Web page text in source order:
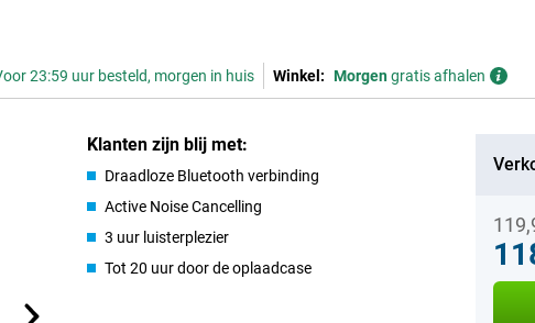
23:59 uur besteld, morgen in huis Winkel: Morgengratis afhalen
Klanten zijn blij met:
Draadloze Bluetooth verbinding
Active Noise Cancelling
3 uur luisterplezier
Tot 20 uur door de oplaadcase